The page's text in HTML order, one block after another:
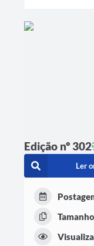
Edição nº 302
Ler